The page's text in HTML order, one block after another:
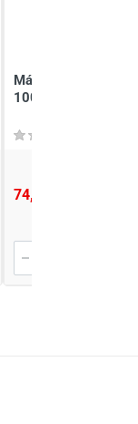
Máy nén khí áp lực
100300
74,000,000 đ